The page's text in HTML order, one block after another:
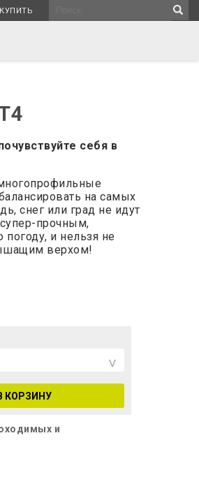
себя в
на самых
снег или град не идут
прочным,
и нельзя не
верхом!
КОРЗИНУ
и